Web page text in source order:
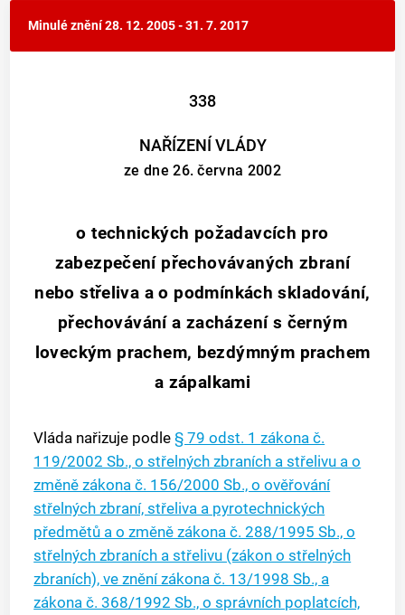
Minulé znění28. 12. 2005 - 31. 7. 2017
338
NAŘÍZENÍ VLÁDY
ze dne 26. června 2002
o technických požadavcích pro
zabezpečení přechovávaných zbraní
nebo střeliva a o podmínkách skladování,
přechovávání a zacházení s černým
loveckým prachem, bezdýmným prachem
a zápalkami
Vláda nařizuje podle§ 79 odst. 1zákona č.
119/2002 Sb., o střelných zbraních a střelivu a o
změně zákona č. 156/2000 Sb., o ověřování
střelných zbraní, střeliva a pyrotechnických
předmětů a o změně zákona č. 288/1995 Sb., o
střelných zbraních a střelivu (zákon o střelných
zbraních), ve znění zákona č. 13/1998 Sb., a
zákona č. 368/1992 Sb., o správních poplatcích,